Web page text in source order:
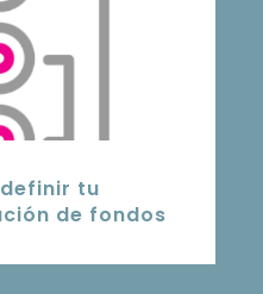
tu
de fondos